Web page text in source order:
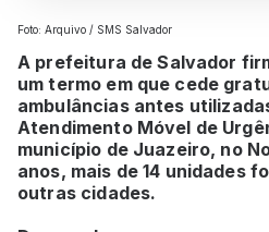
Foto: Arquivo / SMS Salvador
A prefeitura de Salvador
um termo em que cede
ambulâncias antes
Atendimento Móvel de
município de Juazeiro, no
anos, mais de 14 unidades
outras cidades.